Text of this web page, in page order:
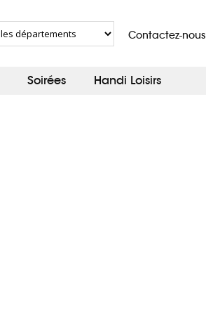
Contactez-nous
Soirées Handi Loisirs